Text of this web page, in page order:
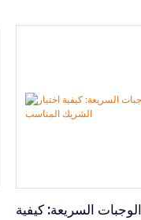
السريعة: كيفية